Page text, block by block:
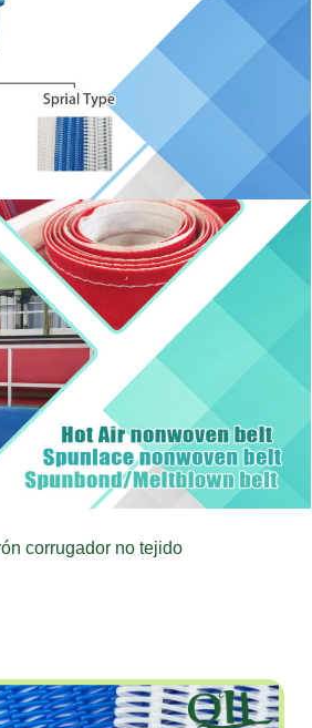
corrugador no tejido